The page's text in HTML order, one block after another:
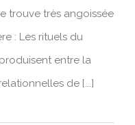
trouve très angoissée
: Les rituels du
entre la
de [...]